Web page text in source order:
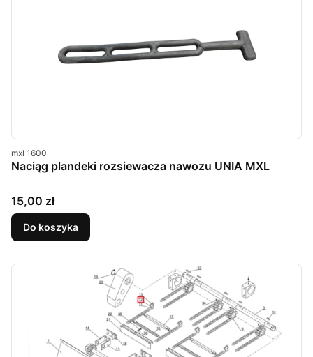
Kod produktu
mxl 1600
Naciąg plandeki rozsiewacza nawozu UNIA MXL
Cena
15,00 zł
Do koszyka